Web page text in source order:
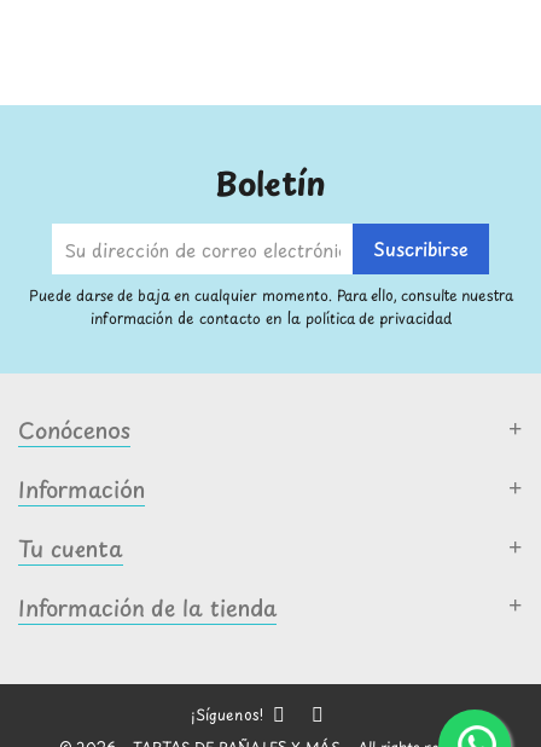
Boletín
Puede darse de baja en cualquier momento. Para ello, consulte nuestra
información de contacto en la política de privacidad
Conócenos
Información
Tu cuenta
Información de la tienda
¡Síguenos!